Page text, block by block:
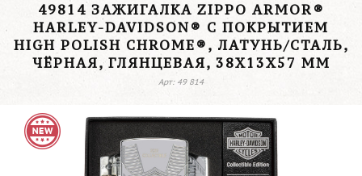
49814 ЗАЖИГАЛКА ZIPPO ARMOR®
HARLEY-DAVIDSON® С ПОКРЫТИЕМ
HIGH POLISH CHROME®, ЛАТУНЬ/СТАЛЬ,
ЧЁРНАЯ, ГЛЯНЦЕВАЯ, 38X13X57 ММ
Арт: 49 814